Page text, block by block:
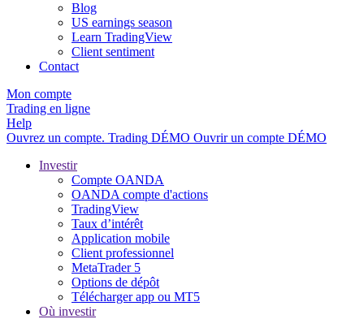
Blog
US earnings season
Learn TradingView
Client sentiment
Contact
Mon compte
Trading en ligne
Help
Ouvrez un compte. Trading DÉMO Ouvrir un compte DÉMO
Investir
Compte OANDA
OANDA compte d'actions
TradingView
Taux d’intérêt
Application mobile
Client professionnel
MetaTrader 5
Options de dépôt
Télécharger app ou MT5
Où investir